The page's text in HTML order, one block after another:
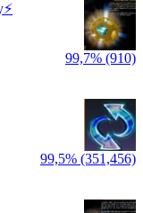
99,7% (910)
99,5% (351,456)